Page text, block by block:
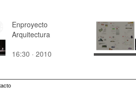
Enproyecto
Arquitectura
16:30 · 2010